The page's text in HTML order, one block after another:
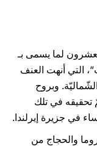
لما يسمى بـ
التي أنهت العنف
وبروح
تحقيقه في تلك
في جزيرة إيرلندا.
والحجاج من